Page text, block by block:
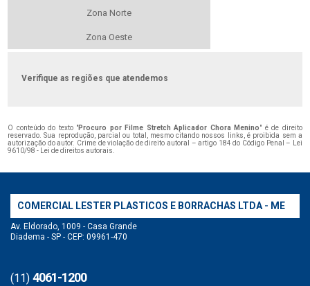
Zona Norte
Zona Oeste
Verifique as regiões que atendemos
O conteúdo do texto "Procuro por Filme Stretch Aplicador Chora Menino" é de direito
reservado. Sua reprodução, parcial ou total, mesmo citando nossos links, é proibida sem a
autorização do autor. Crime de violação de direito autoral – artigo 184 do Código Penal –
Lei
9610/98 - Lei de direitos autorais
COMERCIAL LESTER PLASTICOS E BORRACHAS LTDA - ME
Av. Eldorado, 1009 - Casa Grande
Diadema - SP - CEP: 09961-470
(11) 4061-1200